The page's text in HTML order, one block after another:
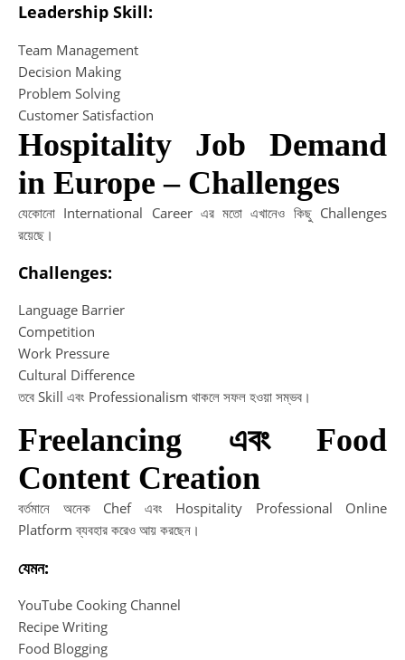
Leadership Skill:
Team Management
Decision Making
Problem Solving
Customer Satisfaction
Hospitality Job Demand
in Europe – Challenges
যেকোনো International Career এর মতো এখানেও কিছু Challenges
রয়েছে।
Challenges:
Language Barrier
Competition
Work Pressure
Cultural Difference
তবে Skill এবং Professionalism থাকলে সফল হওয়া সম্ভব।
Freelancing এবং Food
Content Creation
বর্তমানে অনেক Chef এবং Hospitality Professional Online
Platform ব্যবহার করেও আয় করছেন।
যেমন:
YouTube Cooking Channel
Recipe Writing
Food Blogging